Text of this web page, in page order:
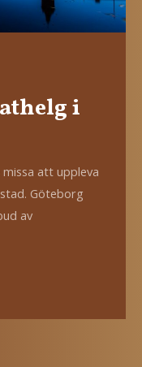
i
att uppleva
Göteborg
av